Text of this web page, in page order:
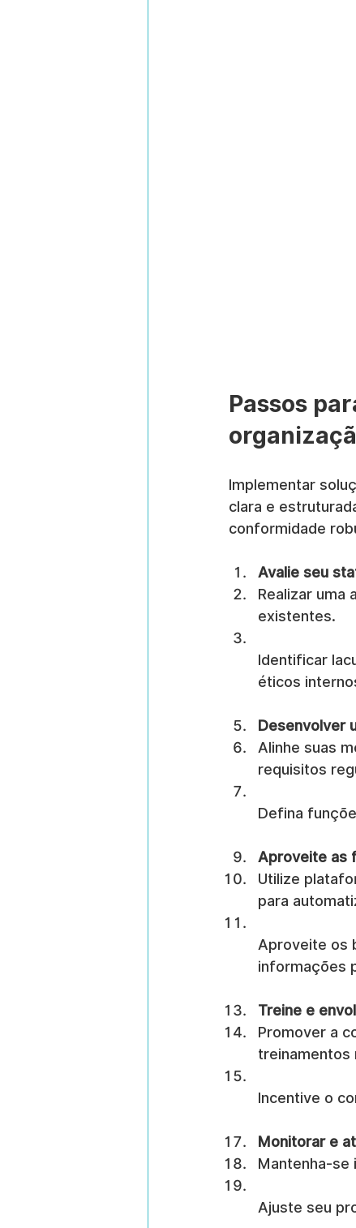
Passos
Implementar
clara e
conformidade
Avalie seu
Realizar uma
existentes.
Identificar
éticos
Desenvolver
Alinhe suas
requisitos
Defina
Aproveite as
Utilize
para
Aproveite os
informações
Treine e
Promover a
treinamentos
Incentive o
Monitorar e
Mantenha-se
Ajuste seu